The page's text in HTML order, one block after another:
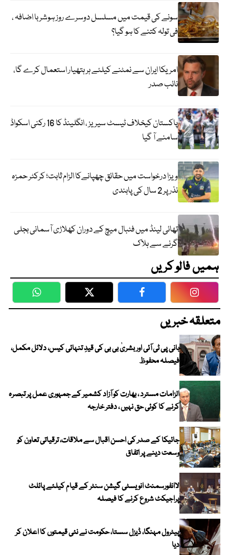
سونے کی قیمت میں مسلسل دوسرے روز ہوشربا اضافہ ،
فی تولہ کتنے کا ہو گیا؟
امریکا ایران سے نمٹنے کیلئے ہر ہتھیار استعمال کرے گا،
نائب صدر
پاکستان کیخلاف ٹیسٹ سیریز ، انگلینڈ کا 16 رکنی اسکواڈ
سامنے آ گیا
ویزا درخواست میں حقائق چھپانےکا الزام ثابت؛ کرکٹر حمزہ
نذر پر 2 سال کی پابندی
تھائی لینڈ میں فٹبال میچ کے دوران کھلاڑی آسمانی بجلی
گرنے سے ہلاک
ہمیں فالو کریں
WhatsApp Twitter Facebook
متعلقہ خبریں
بانی پی ٹی آئی اور بشریٰ بی بی کی قیدِ تنہائی کیس، دلائل مکمل،
فیصلہ محفوظ
الزامات مسترد ، بھارت کو آزاد کشمیر کے جمہوری عمل پر تبصرہ
کرنے کا کوئی حق نہیں ، دفتر خارجہ
جائیکا کے صدر کی احسن اقبال سے ملاقات، ترقیاتی تعاون کو
وسعت دینے پر اتفاق
لاانفورسمنٹ انویسٹی گیشن سنٹر کے قیام کیلئے پائلٹ
پراجیکٹ شروع کرنے کا فیصلہ
پیٹرول مہنگا، ڈیزل سستا، حکومت نے نئی قیمتوں کا اعلان کر
دیا